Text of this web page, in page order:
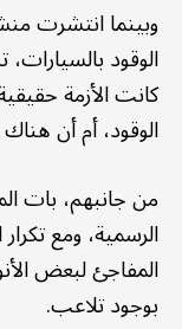
وبينما انتشرت
الوقود
كانت الأزمة
الوقود، أم أن
من جانبهم، بات
الرسمية، ومع
المفاجئ لبعض
بوجود تلاعب.